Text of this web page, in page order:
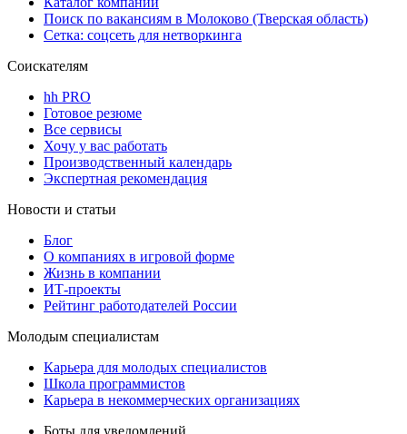
Поиск по вакансиям в Молоково (Тверская область)
Сетка: соцсеть для нетворкинга
Соискателям
hh PRO
Готовое резюме
Все сервисы
Хочу у вас работать
Производственный календарь
Экспертная рекомендация
Новости и статьи
Блог
О компаниях в игровой форме
Жизнь в компании
ИТ-проекты
Рейтинг работодателей России
Молодым специалистам
Карьера для молодых специалистов
Школа программистов
Карьера в некоммерческих организациях
Боты для уведомлений